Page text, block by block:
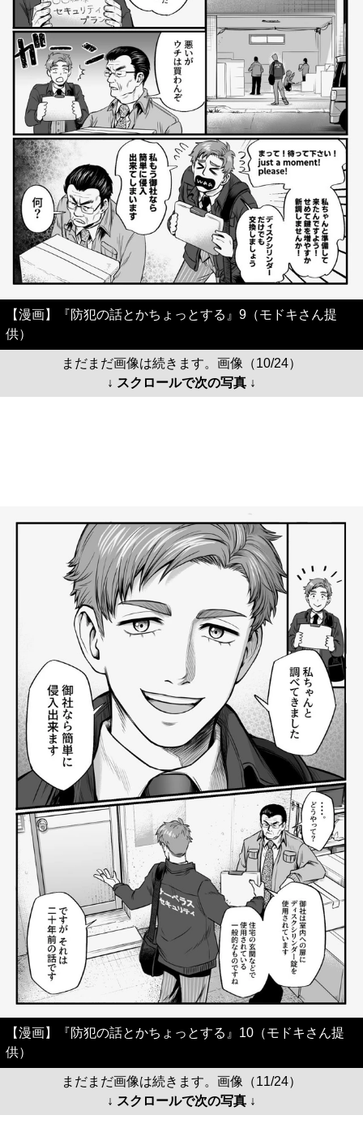
【漫画】『防犯の話とかちょっとする』9（モドキさん提
供）
まだまだ画像は続きます。画像（10/24）
↓ スクロールで次の写真 ↓
【漫画】『防犯の話とかちょっとする』10（モドキさん提
供）
まだまだ画像は続きます。画像（11/24）
↓ スクロールで次の写真 ↓